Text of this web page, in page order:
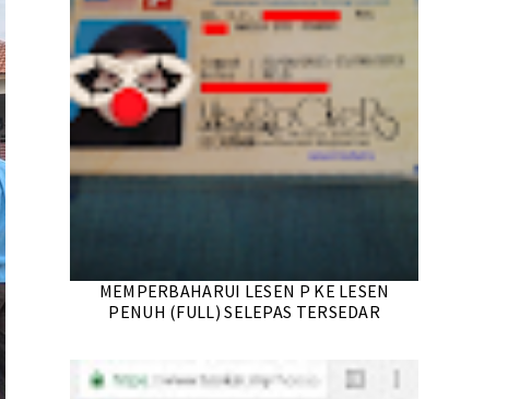
MEMPERBAHARUI LESEN P KE LESEN
PENUH (FULL) SELEPAS TERSEDAR